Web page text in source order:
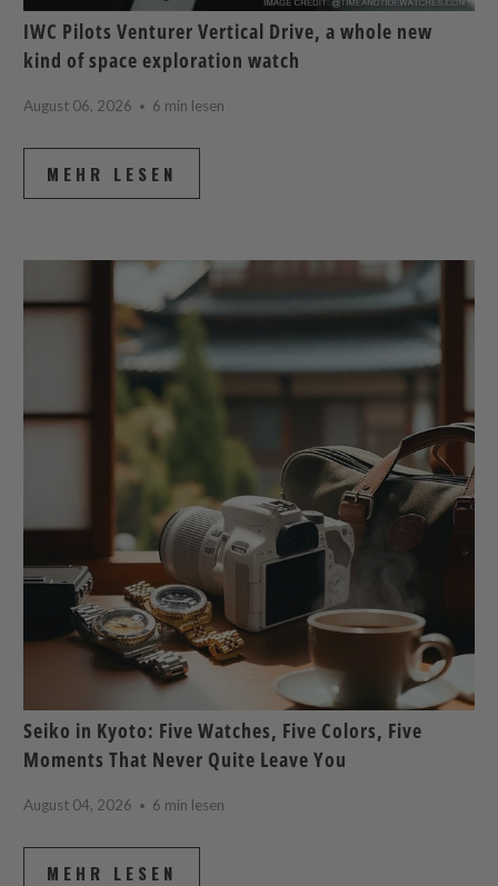
IWC Pilots Venturer Vertical Drive, a whole new
kind of space exploration watch
August 06, 2026 6 min lesen
MEHR LESEN
Seiko in Kyoto: Five Watches, Five Colors, Five
Moments That Never Quite Leave You
August 04, 2026 6 min lesen
MEHR LESEN